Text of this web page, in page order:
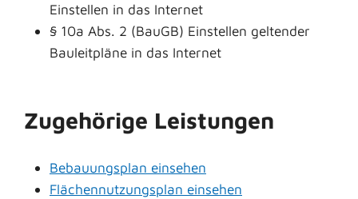
Einstellen in das Internet
§ 10a Abs. 2 (BauGB) Einstellen geltender
Bauleitpläne in das Internet
Zugehörige Leistungen
Bebauungsplan einsehen
Flächennutzungsplan einsehen